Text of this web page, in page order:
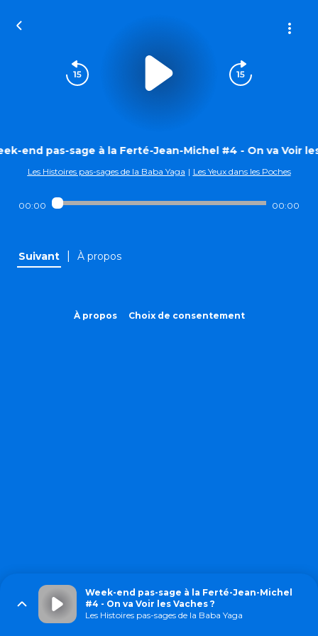
end pas-sage à la Ferté-Jean-Michel #4 - On va Voir
Les Histoires pas-sages de la Baba Yaga | Les Yeux dans les Poches
00:00 00:00
Suivant À propos
À propos Choix de consentement
Week-end pas-sage à la Ferté-Jean-Michel
#4 - On va Voir les Vaches ?
Les Histoires pas-sages de la Baba Yaga